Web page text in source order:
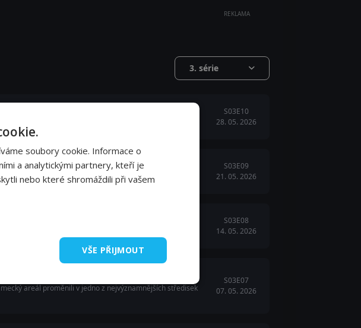
REKLAMA
3. série
S03E10
28. 05. 2026
S03E09
21. 05. 2026
využitím.
S03E08
14. 05. 2026
areál proměnili v jedno z nejvýznamnějších středisek
S03E07
07. 05. 2026
soubory cookie. Informace o
a analytickými partnery, kteří je
nebo které shromáždili při vašem
VŠE PŘIJMOUT